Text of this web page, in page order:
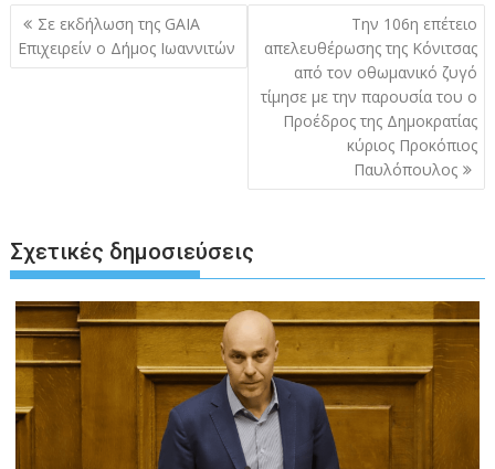
Πλοήγηση
άρθρων
Σε εκδήλωση της GAIA
Επιχειρείν ο Δήμος Ιωαννιτών
Την 106η επέτειο
απελευθέρωσης της Κόνιτσας
από τον οθωμανικό ζυγό
τίμησε με την παρουσία του ο
Προέδρος της Δημοκρατίας
κύριος Προκόπιος
Παυλόπουλος
Σχετικές δημοσιεύσεις